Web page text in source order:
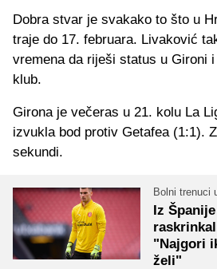
Dobra stvar je svakako to što u
traje do 17. februara. Livaković
vremena da riješi status u Gironi
klub.
Girona je večeras u 21. kolu La
izvukla bod protiv Getafea (1:1).
sekundi.
Bolni trenuci
Iz
"Najgori
želi"